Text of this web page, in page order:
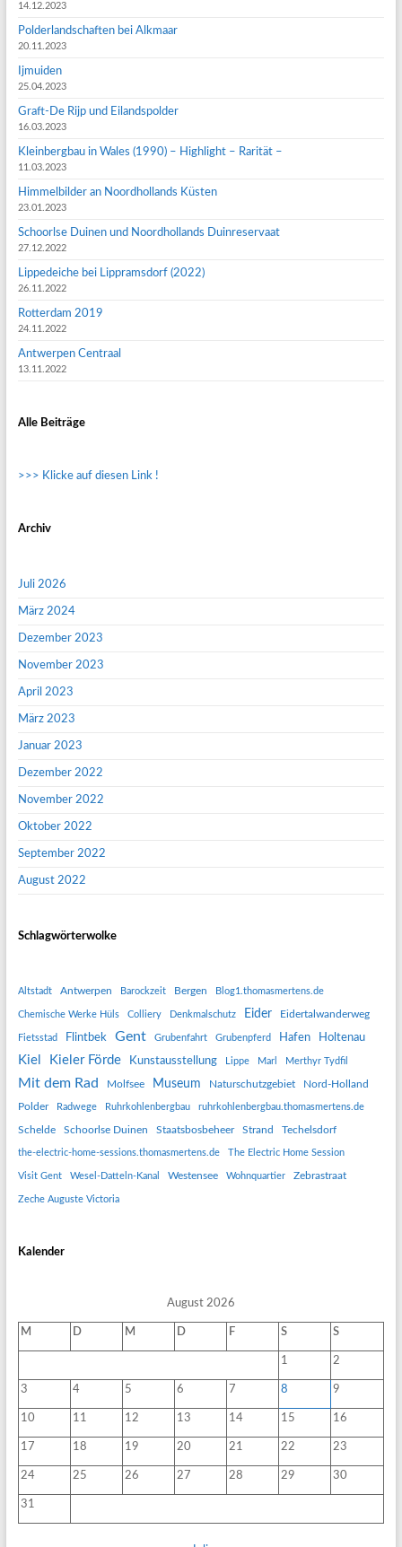
14.12.2023
Polderlandschaften bei Alkmaar
20.11.2023
Ijmuiden
25.04.2023
Graft-De Rijp und Eilandspolder
16.03.2023
Kleinbergbau in Wales (1990) – Highlight – Rarität –
11.03.2023
Himmelbilder an Noordhollands Küsten
23.01.2023
Schoorlse Duinen und Noordhollands Duinreservaat
27.12.2022
Lippedeiche bei Lippramsdorf (2022)
26.11.2022
Rotterdam 2019
24.11.2022
Antwerpen Centraal
13.11.2022
Alle Beiträge
>>> Klicke auf diesen Link !
Archiv
Juli 2026
März 2024
Dezember 2023
November 2023
April 2023
März 2023
Januar 2023
Dezember 2022
November 2022
Oktober 2022
September 2022
August 2022
Schlagwörterwolke
Altstadt Antwerpen Barockzeit Bergen Blog1.thomasmertens.de
Chemische Werke Hüls Colliery Denkmalschutz Eider Eidertalwanderweg
Fietsstad Flintbek Gent Grubenfahrt Grubenpferd Hafen Holtenau
Kiel Kieler Förde Kunstausstellung Lippe Marl Merthyr Tydfil
Mit dem Rad Molfsee Museum Naturschutzgebiet Nord-Holland
Polder Radwege Ruhrkohlenbergbau ruhrkohlenbergbau.thomasmertens.de
Schelde Schoorlse Duinen Staatsbosbeheer Strand Techelsdorf
the-electric-home-sessions.thomasmertens.de The Electric Home Session
Visit Gent Wesel-Datteln-Kanal Westensee Wohnquartier Zebrastraat
Zeche Auguste Victoria
Kalender
August 2026
M D M D F S S
1 2
3 4 5 6 7 8 9
10 11 12 13 14 15 16
17 18 19 20 21 22 23
24 25 26 27 28 29 30
31